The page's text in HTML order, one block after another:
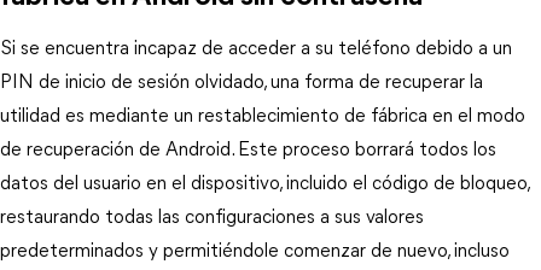
Si se encuentra incapaz de acceder a su teléfono debido a un
PIN de inicio de sesión olvidado, una forma de recuperar la
utilidad es mediante un restablecimiento de fábrica en el modo
de recuperación de Android. Este proceso borrará todos los
datos del usuario en el dispositivo, incluido el código de bloqueo,
restaurando todas las configuraciones a sus valores
predeterminados y permitiéndole comenzar de nuevo, incluso